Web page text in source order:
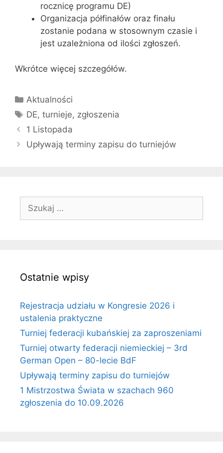
rocznicę programu DE)
Organizacja półfinałów oraz finału
zostanie podana w stosownym czasie i
jest uzależniona od ilości zgłoszeń.
Wkrótce więcej szczegółów.
Kategorie
Aktualności
Tagi
DE,turnieje, zgłoszenia
1 Listopada
Upływają terminy zapisu do turniejów
Ostatnie wpisy
Rejestracja udziału w Kongresie 2026 i
ustalenia praktyczne
Turniej federacji kubańskiej za zaproszeniami
Turniej otwarty federacji niemieckiej – 3rd
German Open – 80-lecie BdF
Upływają terminy zapisu do turniejów
1 Mistrzostwa Świata w szachach 960
zgłoszenia do 10.09.2026